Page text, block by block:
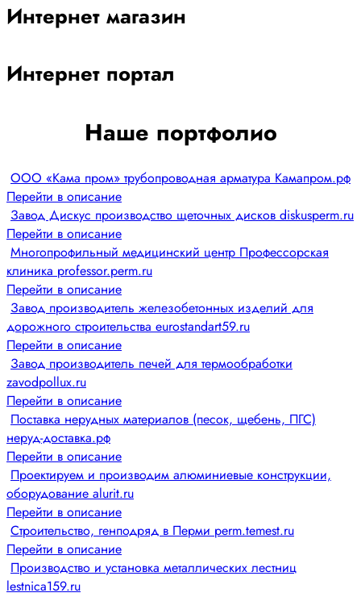
Интернет магазин
Интернет портал
Наше портфолио
ООО «Кама пром» трубопроводная арматура Камапром.рф
Перейти в описание
Завод Дискус производство щеточных дисков diskusperm.ru
Перейти в описание
Многопрофильный медицинский центр Профессорская
клиника professor.perm.ru
Перейти в описание
Завод производитель железобетонных изделий для
дорожного строительства eurostandart59.ru
Перейти в описание
Завод производитель печей для термообработки
zavodpollux.ru
Перейти в описание
Поставка нерудных материалов (песок, щебень, ПГС)
неруд-доставка.рф
Перейти в описание
Проектируем и производим алюминиевые конструкции,
оборудование alurit.ru
Перейти в описание
Строительство, генподряд в Перми perm.temest.ru
Перейти в описание
Производство и установка металлических лестниц
lestnica159.ru